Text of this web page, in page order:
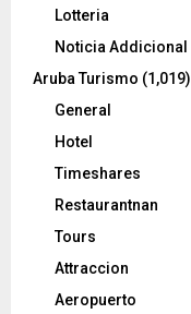
Lotteria
Noticia Addicional
Aruba Turismo (1,019)
General
Hotel
Timeshares
Restaurantnan
Tours
Attraccion
Aeropuerto